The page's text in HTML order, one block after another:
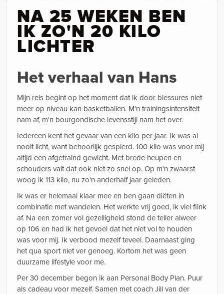
NA 25 WEKEN BEN
IK ZO'N 20 KILO
LICHTER
Het verhaal van Hans
Mijn reis begint op het moment dat ik door blessures niet
meer op niveau kan basketballen. M'n trainingsintensiteit
nam af, m'n bourgondische levensstijl nam het over.
Iedereen kent het gevaar van een kilo per jaar. Ik was al
nooit licht, want behoorlijk gespierd. 100 kilo was voor mij
altijd een afgetraind gewicht. Met brede heupen en
schouders valt dat ook niet zo snel op. Op m'n zwaarst
woog ik 113 kilo, nu zo'n anderhalf jaar geleden.
Ik was er helemaal klaar mee en ben gaan diëten in
combinatie met wandelen. Het werkte vrij goed, ik viel flink
af. Na een zomer vol gezelligheid stond de teller alweer
op 106 en had ik het gevoel dat het niet vol te houden
was voor mij. Ik verbood mezelf teveel. Daarnaast ging
het qua sport niet ver genoeg. Kortom het was geen
duurzame lifestyle voor me.
Per 30 december begon ik aan Personal Body Plan. Puur
als cadeau voor mezelf. Samen met coach Jill van der